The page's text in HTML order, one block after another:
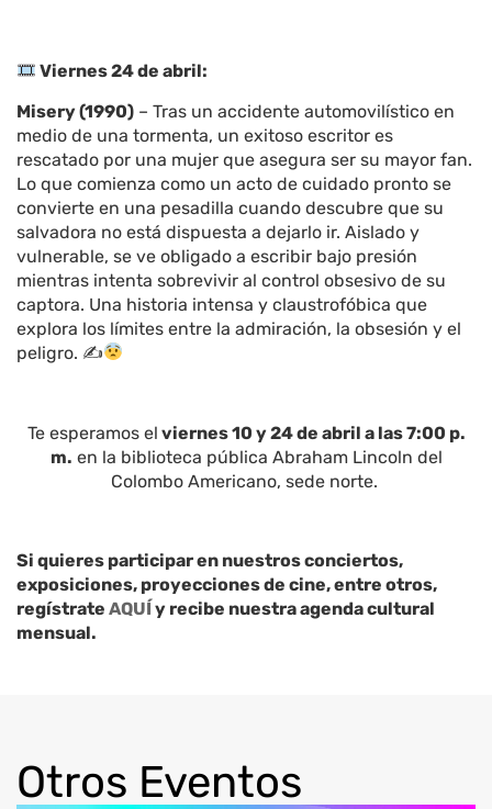
Viernes 24 de abril:
Misery (1990) – Tras un accidente automovilístico en
medio de una tormenta, un exitoso escritor es
rescatado por una mujer que asegura ser su mayor fan.
Lo que comienza como un acto de cuidado pronto se
convierte en una pesadilla cuando descubre que su
salvadora no está dispuesta a dejarlo ir. Aislado y
vulnerable, se ve obligado a escribir bajo presión
mientras intenta sobrevivir al control obsesivo de su
captora. Una historia intensa y claustrofóbica que
explora los límites entre la admiración, la obsesión y el
peligro. ✍
Te esperamos el viernes10 y 24 de abril a las 7:00 p.
m. en la biblioteca pública Abraham Lincoln del
Colombo Americano, sede norte.
Si quieres participar en nuestros conciertos,
exposiciones, proyecciones de cine, entre otros,
regístrate AQUÍ y recibe nuestra agenda cultural
mensual.
Otros Eventos